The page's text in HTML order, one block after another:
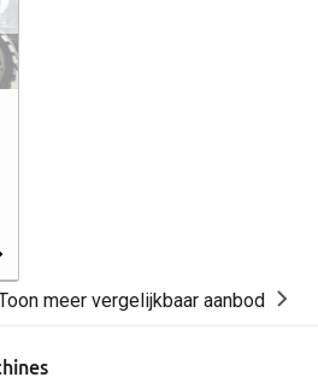
meer vergelijkbaar aanbod